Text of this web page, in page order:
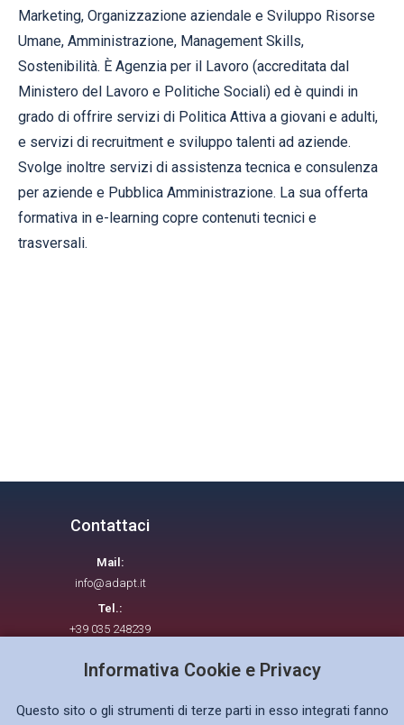
Marketing, Organizzazione aziendale e Sviluppo Risorse
Umane, Amministrazione, Management Skills,
Sostenibilità. È Agenzia per il Lavoro (accreditata dal
Ministero del Lavoro e Politiche Sociali) ed è quindi in
grado di offrire servizi di Politica Attiva a giovani e adulti,
e servizi di recruitment e sviluppo talenti ad aziende.
Svolge inoltre servizi di assistenza tecnica e consulenza
per aziende e Pubblica Amministrazione. La sua offerta
formativa in e-learning copre contenuti tecnici e
trasversali.
Contattaci
Mail:
info@adapt.it
Tel.:
+39 035 248239
Informativa Cookie e Privacy
Questo sito o gli strumenti di terze parti in esso integrati fanno